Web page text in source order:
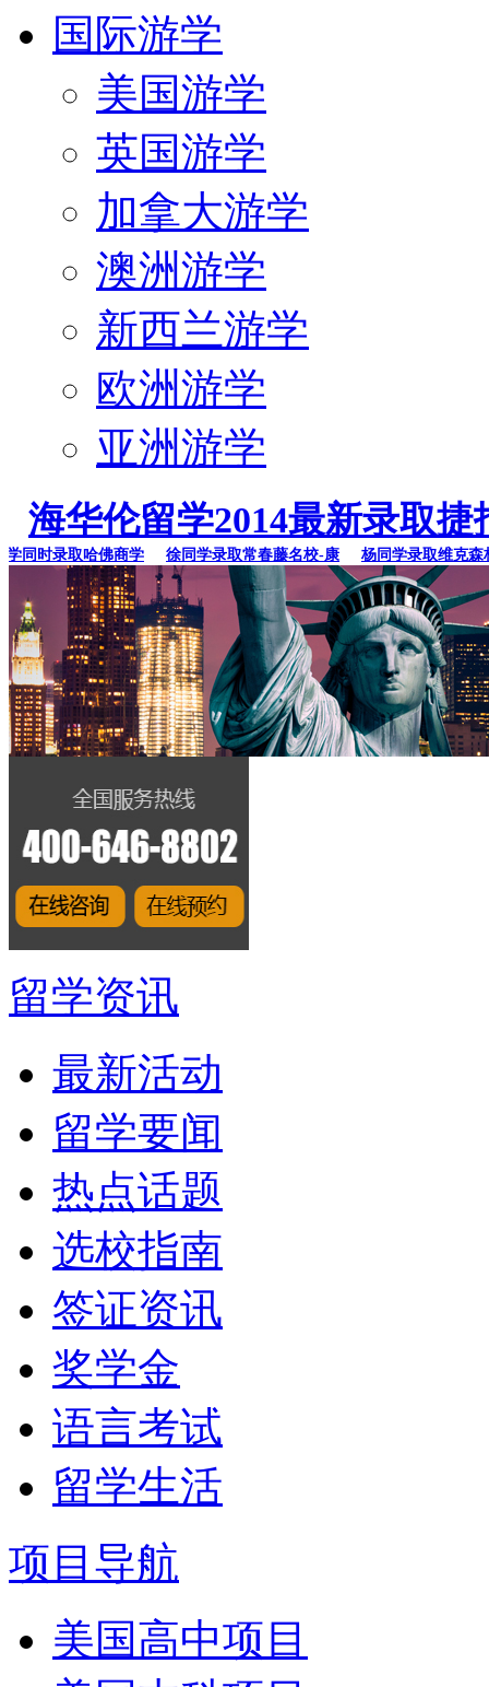
国际游学
美国游学
英国游学
加拿大游学
澳洲游学
新西兰游学
欧洲游学
亚洲游学
海华伦留学2014最新录取捷
时录取哈佛商学 徐同学录取常春藤名校-康 杨同学录取维克森林
留学资讯
最新活动
留学要闻
热点话题
选校指南
签证资讯
奖学金
语言考试
留学生活
项目导航
美国高中项目